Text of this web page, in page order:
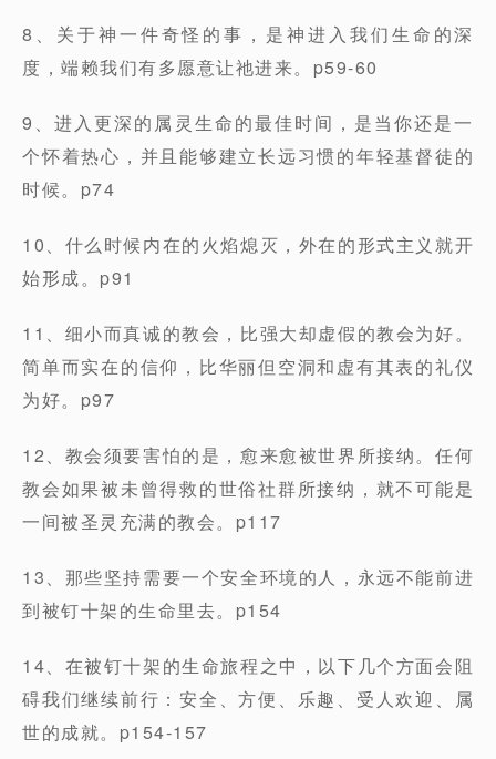
8、关于神一件奇怪的事，是神进入我们生命的深
度，端赖我们有多愿意让祂进来。p59-60
9、进入更深的属灵生命的最佳时间，是当你还是一
个怀着热心，并且能够建立长远习惯的年轻基督徒的
时候。p74
10、什么时候内在的火焰熄灭，外在的形式主义就开
始形成。p91
11、细小而真诚的教会，比强大却虚假的教会为好。
简单而实在的信仰，比华丽但空洞和虚有其表的礼仪
为好。p97
12、教会须要害怕的是，愈来愈被世界所接纳。任何
教会如果被未曾得救的世俗社群所接纳，就不可能是
一间被圣灵充满的教会。p117
13、那些坚持需要一个安全环境的人，永远不能前进
到被钉十架的生命里去。p154
14、在被钉十架的生命旅程之中，以下几个方面会阻
碍我们继续前行：安全、方便、乐趣、受人欢迎、属
世的成就。p154-157